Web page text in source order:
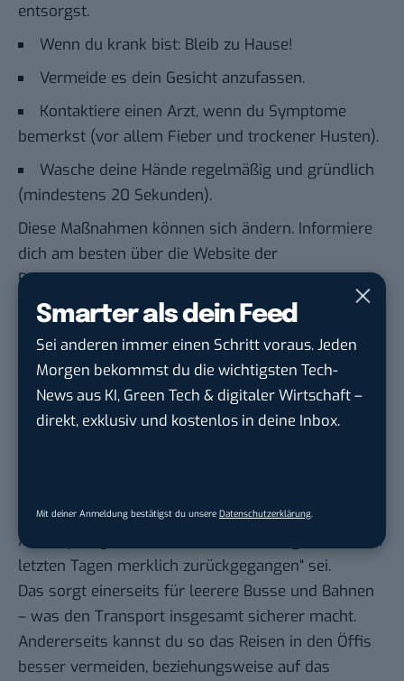
Smarter als dein Feed
Sei anderen immer einen Schritt voraus. Jeden
Morgen bekommst du die wichtigsten Tech-
News aus KI, Green Tech & digitaler Wirtschaft –
direkt, exklusiv und kostenlos in deine Inbox.
Mit deiner Anmeldung bestätigst du unsere Datenschutzerklärung.
entsorgst.
Wenn du krank bist: Bleib zu Hause!
Vermeide es dein Gesicht anzufassen.
Kontaktiere einen Arzt, wenn du Symptome
bemerkst (vor allem Fieber und trockener Husten).
Wasche deine Hände regelmäßig und gründlich
(mindestens 20 Sekunden).
Diese Maßnahmen können sich ändern. Informiere
dich am besten über die Website der
Bundeszentrale für gesundheitliche Aufklärung.
Welche Alternativen habe ich?
Da das öffentliche Leben derzeit auf Sparflamme
läuft, gibt es natürlich auch insgesamt weniger
Gründe, um überhaupt im ÖPNV zu reisen. Viele
KVB-Sprecher Matthias Pesch sagte gegenüber
Mobility Mag
, dass die Anzahl der Fahrgäste „in den
letzten Tagen merklich zurückgegangen“ sei.
Das sorgt einerseits für leerere Busse und Bahnen
– was den Transport insgesamt sicherer macht.
Andererseits kannst du so das Reisen in den Öffis
besser vermeiden, beziehungsweise auf das